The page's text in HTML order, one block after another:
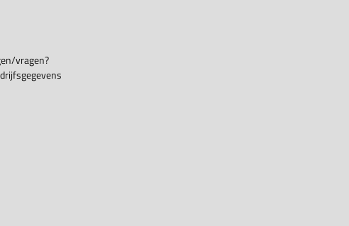
vragen?